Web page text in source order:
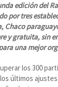
edición del
por tres
Chaco
y gratuita, sin
una mejor
los 300
últimos ajustes